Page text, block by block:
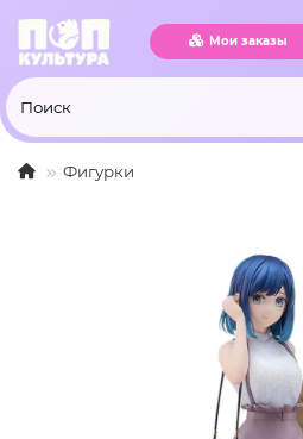
Мои заказы
Фигурки